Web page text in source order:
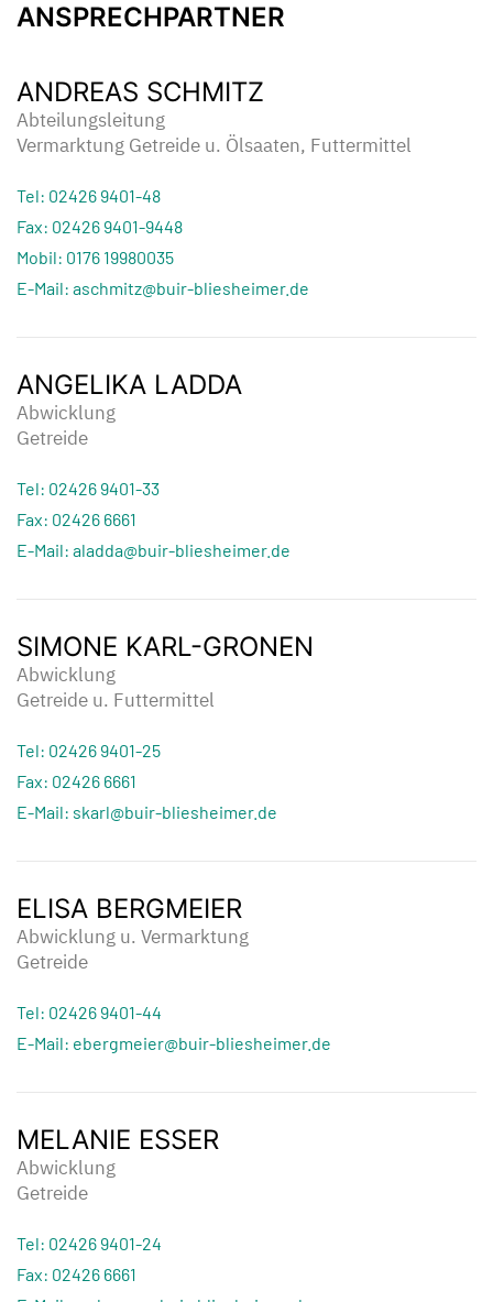
ANSPRECHPARTNER
ANDREAS SCHMITZ
Abteilungsleitung
Vermarktung Getreide u. Ölsaaten, Futtermittel
Tel: 02426 9401-48
Fax: 02426 9401-9448
Mobil: 0176 19980035
E-Mail: aschmitz@buir-bliesheimer.de
ANGELIKA LADDA
Abwicklung
Getreide
Tel: 02426 9401-33
Fax: 02426 6661
E-Mail: aladda@buir-bliesheimer.de
SIMONE KARL-GRONEN
Abwicklung
Getreide u. Futtermittel
Tel: 02426 9401-25
Fax: 02426 6661
E-Mail: skarl@buir-bliesheimer.de
ELISA BERGMEIER
Abwicklung u. Vermarktung
Getreide
Tel: 02426 9401-44
E-Mail: ebergmeier@buir-bliesheimer.de
MELANIE ESSER
Abwicklung
Getreide
Tel: 02426 9401-24
Fax: 02426 6661